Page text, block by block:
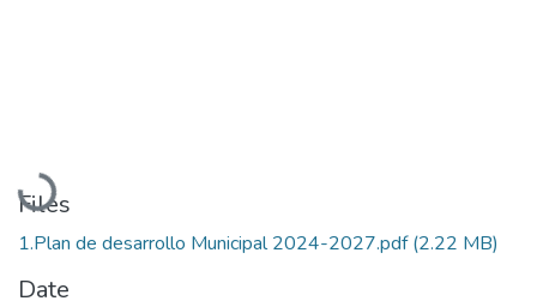
Loading...
Files
1.Plan de desarrollo Municipal 2024-2027.pdf(2.22 MB)
Date